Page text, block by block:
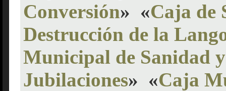
Conversión» «Caja de
Destrucción de la
Municipal de Sanidad
Jubilaciones» «Caja